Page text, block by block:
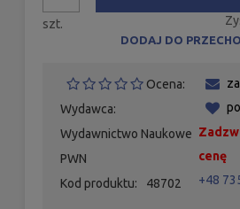
szt.
DODAJ DO
Ocena:
Wydawca:
Wydawnictwo Naukowe
PWN
Kod produktu:
48702
cenę
+48